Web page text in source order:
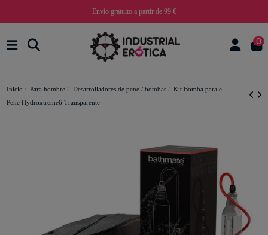
Envío gratuito a partir de 99 €
0
Inicio Para hombre Desarrolladores de pene / bombas
Kit Bomba para el
Pene Hydroxtreme6 Transparente